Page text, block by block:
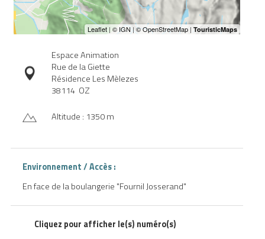
Espace Animation
Rue de la Giette
Résidence Les Mèlezes
38114 OZ
Altitude : 1350 m
Environnement / Accès :
En face de la boulangerie "Fournil Josserand"
Cliquez pour afficher le(s) numéro(s)